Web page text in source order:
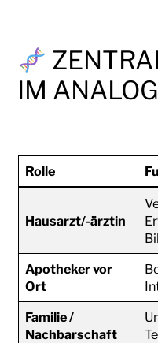
IM
Rolle
Hausarzt/-ärztin
Apotheker vor
Ort
Familie /
Nachbarschaft